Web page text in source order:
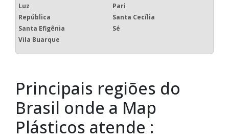
Luz
Pari
República
Santa Cecília
Santa Efigênia
Sé
Vila Buarque
Principais regiões do
Brasil onde a Map
Plásticos atende :